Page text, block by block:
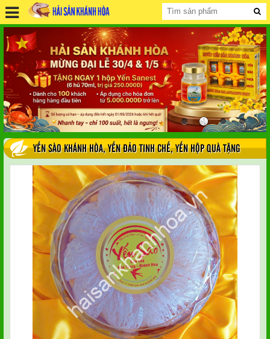
YẾN SÀO KHÁNH HÒA,YẾN ĐẢO TINH CHẾ,YẾN HỘP QUÀ TẶNG